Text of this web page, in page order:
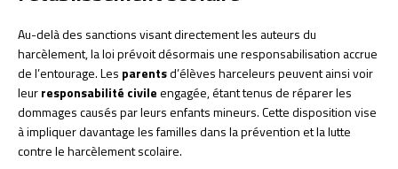
Au-delà des sanctions visant directement les auteurs du
harcèlement, la loi prévoit désormais une responsabilisation accrue
de l’entourage. Les parentsd’élèves harceleurs peuvent ainsi voir
leurresponsabilité civileengagée, étant tenus de réparer les
dommages causés par leurs enfants mineurs. Cette disposition vise
à impliquer davantage les familles dans la prévention et la lutte
contre le harcèlement scolaire.